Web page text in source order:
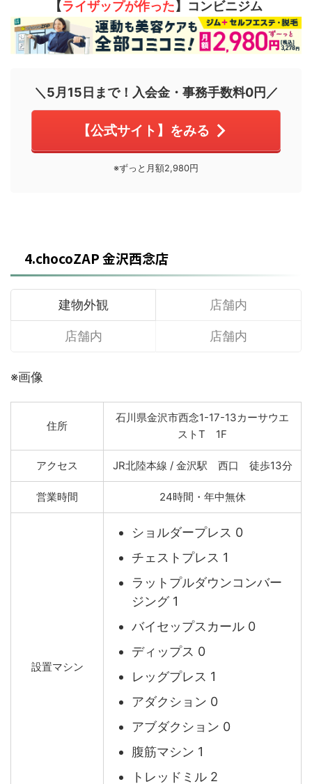
【ライザップが作った】コンビニジム
＼5月15日まで！入会金・事務手数料0円／
【公式サイト】をみる
※ずっと月額2,980円
4.chocoZAP 金沢西念店
建物外観 店舗内
店舗内 店舗内
※画像
住所
石川県金沢市西念1-17-13カーサウエ
ストT 1F
アクセス JR北陸本線 / 金沢駅 西口 徒歩13分
営業時間 24時間・年中無休
設置マシン
ショルダープレス 0
チェストプレス 1
ラットプルダウンコンバー
ジング 1
バイセップスカール 0
ディップス 0
レッグプレス 1
アダクション 0
アブダクション 0
腹筋マシン 1
トレッドミル 2